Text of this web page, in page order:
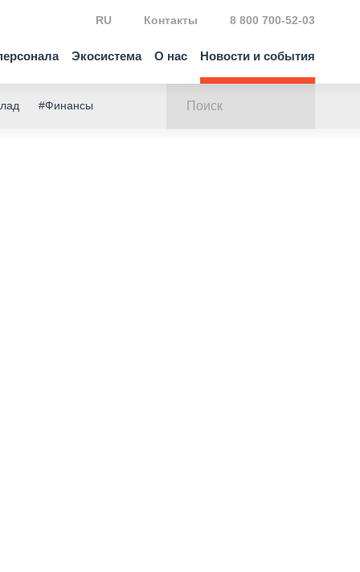
Экосистема О нас Новости и события
RU Контакты 8 800 700-52-03
#Финансы